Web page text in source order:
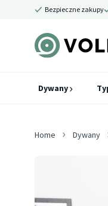
Bezpieczne zakupy
Dywany
Home Dywany